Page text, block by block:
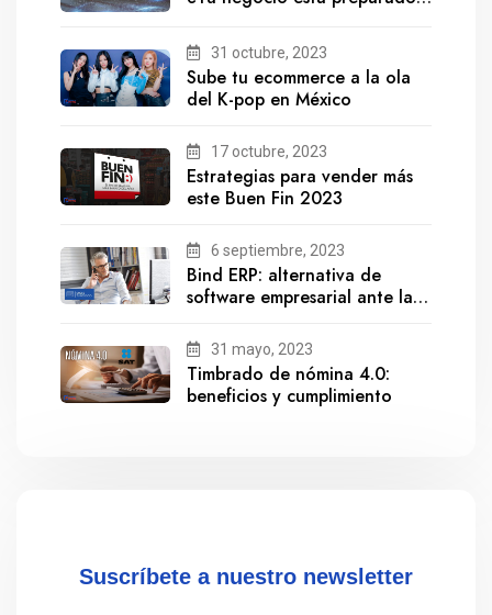
31 octubre, 2023
Sube tu ecommerce a la ola
del K-pop en México
17 octubre, 2023
Estrategias para vender más
este Buen Fin 2023
6 septiembre, 2023
Bind ERP: alternativa de
software empresarial ante la
31 mayo, 2023
Timbrado de nómina 4.0:
beneficios y cumplimiento
Suscríbete a nuestro newsletter